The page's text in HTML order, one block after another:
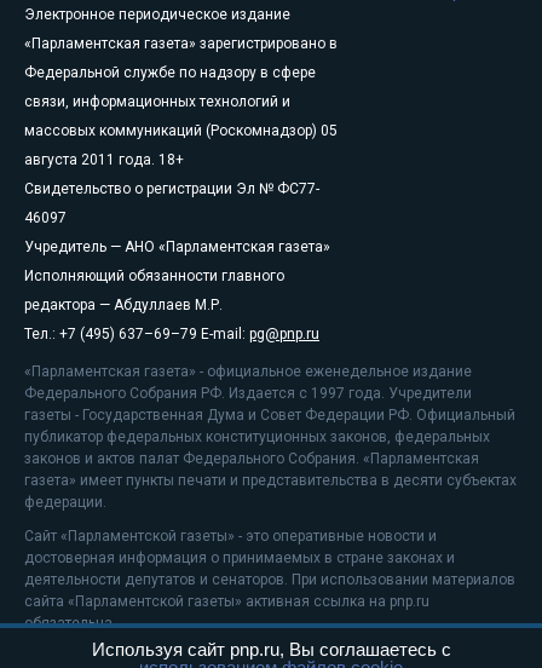
Электронное периодическое издание
«Парламентская газета» зарегистрировано в
Федеральной службе по надзору в сфере
связи, информационных технологий и
массовых коммуникаций (Роскомнадзор) 05
августа 2011 года. 18+
Свидетельство о регистрации Эл № ФС77-
46097
Учредитель — АНО «Парламентская газета»
Исполняющий обязанности главного
редактора — Абдуллаев М.Р.
Тел.: +7 (495) 637–69–79 E-mail: pg@pnp.ru
«Парламентская газета» - официальное еженедельное издание
Федерального Собрания РФ. Издается с 1997 года. Учредители
газеты - Государственная Дума и Совет Федерации РФ. Официальный
публикатор федеральных конституционных законов, федеральных
законов и актов палат Федерального Собрания. «Парламентская
газета» имеет пункты печати и представительства в десяти субъектах
федерации.
Сайт «Парламентской газеты» - это оперативные новости и
достоверная информация о принимаемых в стране законах и
деятельности депутатов и сенаторов. При использовании материалов
сайта «Парламентской газеты» активная ссылка на pnp.ru
обязательна.
На информационном ресурсе применяютсярекомендательные
Используя сайт pnp.ru, Вы соглашаетесь с